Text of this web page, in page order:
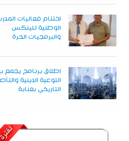
اختتام فعاليات
الوطنية للينكس
والبرمجيات الحرة
إطلاق برنامج يجمع
التوعية الدينية
التاريخي بعنابة